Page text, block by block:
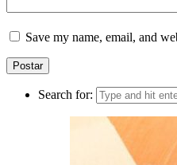
Save my name, email, and
Search for: